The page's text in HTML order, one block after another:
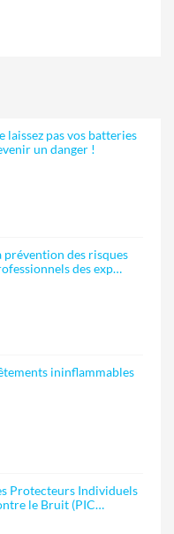
laissez pas vos batteries
un danger !
prévention des risques
des exp…
ininflammables
Protecteurs Individuels
le Bruit (PIC…